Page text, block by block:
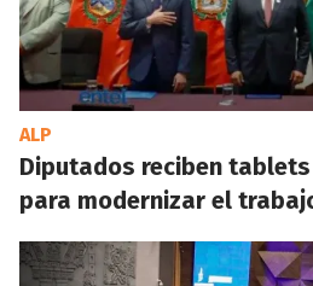
ALP
Diputados reciben
para modernizar el